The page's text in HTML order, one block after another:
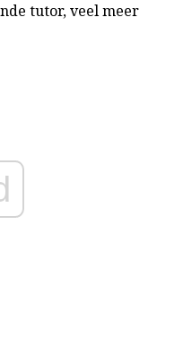
tutor, veel meer